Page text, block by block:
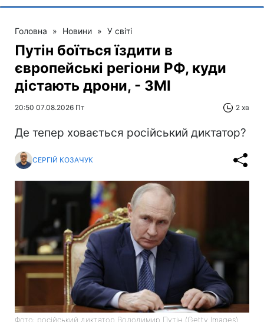
Головна » Новини » У світі
Путін боїться їздити в
європейські регіони РФ, куди
дістають дрони, - ЗМІ
20:50 07.08.2026 Пт 2 хв
Де тепер ховається російський диктатор?
СЕРГІЙ КОЗАЧУК
Фото: російський диктатор Володимир Путін (Getty Images)